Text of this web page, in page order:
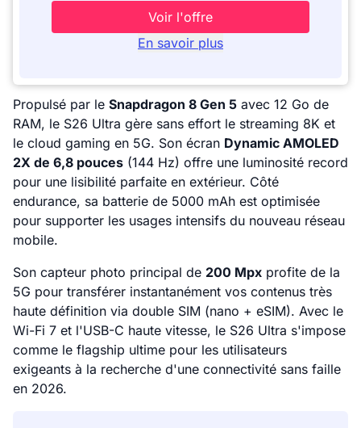
Voir l'offre
En savoir plus
Propulsé par le Snapdragon 8 Gen 5 avec 12 Go de
RAM, le S26 Ultra gère sans effort le streaming 8K et
le cloud gaming en 5G. Son écran Dynamic AMOLED
2X de 6,8 pouces (144 Hz) offre une luminosité record
pour une lisibilité parfaite en extérieur. Côté
endurance, sa batterie de 5000 mAh est optimisée
pour supporter les usages intensifs du nouveau réseau
mobile.
Son capteur photo principal de 200 Mpx profite de la
5G pour transférer instantanément vos contenus très
haute définition via double SIM (nano + eSIM). Avec le
Wi-Fi 7 et l'USB-C haute vitesse, le S26 Ultra s'impose
comme le flagship ultime pour les utilisateurs
exigeants à la recherche d'une connectivité sans faille
en 2026.